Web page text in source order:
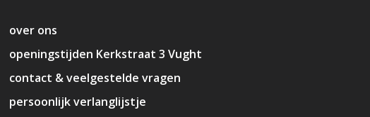
over ons
openingstijden Kerkstraat 3 Vught
contact & veelgestelde vragen
persoonlijk verlanglijstje